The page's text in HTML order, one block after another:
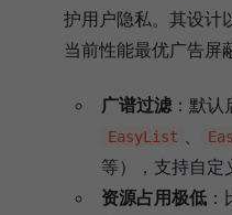
护用户隐私。其设计
当前性能最优广告屏
广谱过滤 ：默
EasyList
等），支持自定
资源占用极低